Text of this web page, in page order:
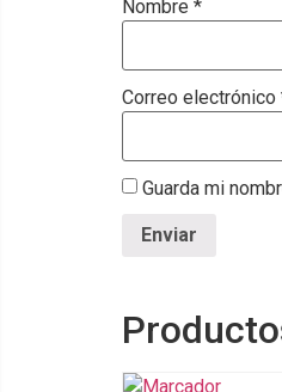
Nombre *
Correo electrónico
Guarda mi